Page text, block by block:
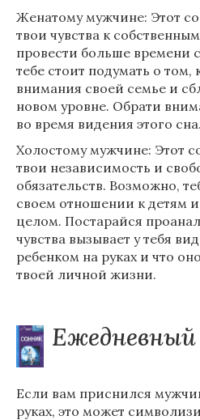
Женатому мужчине: Этот
твои чувства к
провести больше времени
тебе стоит подумать о том,
внимания своей семье и
новом уровне. Обрати
во время видения этого сна.
Холостому мужчине: Этот
твои независимость и
обязательств. Возможно,
своем отношении к детям
целом. Постарайся
чувства вызывает у тебя
ребенком на руках и что
твоей личной жизни.
Ежедневный
Если вам приснился
руках, это может